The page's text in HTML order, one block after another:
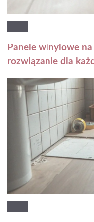
Panele winylowe
rozwiązanie dla